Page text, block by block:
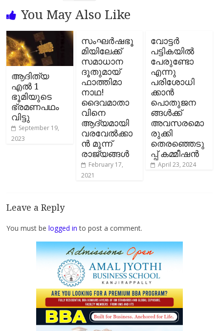
You May Also Like
ആദിത്യ
എല്‍ 1
ഭൂമിയുടെ
ഭ്രമണപഥം
വിട്ടു
September 19,
2023
സംഘർഷഭൂ
മിയിലേക്ക്
സമാധാന
ദൂതുമായ്
ഫാത്തിമാ
നാഥ!
ദൈവമാതാ
വിനെ
ആദ്യമായി
വരവേൽക്കാ
ൻ മൂന്ന്
രാജ്യങ്ങൾ
February 17,
2021
വോട്ടർ
പട്ടികയില്‍
പേരുണ്ടോ
എന്നു
പരിശോധി
ക്കാൻ
പൊതുജന
ങ്ങള്‍ക്ക്
അവസരമൊ
രുക്കി
തെരഞ്ഞെടു
പ്പ് കമ്മീഷൻ
April 23, 2024
Leave a Reply
You must belogged in to post a comment.